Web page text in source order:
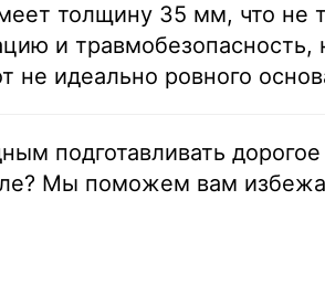
толщину 35 мм, что не
и травмобезопасность,
не идеально ровного
подготавливать
Мы поможем вам